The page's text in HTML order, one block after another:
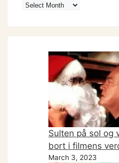
Sulten på sol og
bort i filmens
March 3, 2023